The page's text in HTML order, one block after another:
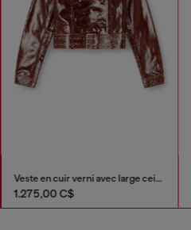
Veste en cuir verni avec large ceinture
1.275,00 C$